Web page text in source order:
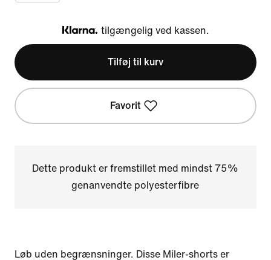
Klarna
tilgængelig ved kassen.
Tilføj til kurv
Favorit
Dette produkt er fremstillet med mindst 75%
genanvendte polyesterfibre
Løb uden begrænsninger. Disse Miler-shorts er